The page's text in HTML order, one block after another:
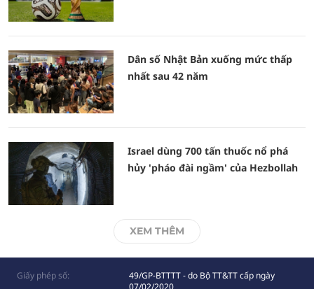
Dân số Nhật Bản xuống mức thấp
nhất sau 42 năm
Israel dùng 700 tấn thuốc nổ phá
hủy 'pháo đài ngầm' của Hezbollah
XEM THÊM
Giấy phép số:
49/GP-BTTTT - do Bộ TT&TT cấp ngày
07/02/2020